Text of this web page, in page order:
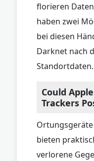
florieren
haben zwei
bei diesen
Darknet nach
Standortdaten.
Could
Trackers
Ortungsgeräte
bieten
verlorene